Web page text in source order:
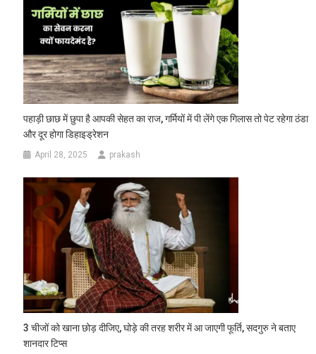
पहाड़ी छाछ में छुपा है आपकी सेहत का राज, गर्मियों में पी लेंगे एक गिलास तो पेट रहेगा ठंडा
और दूर होगा डिहाइड्रेशन
April 28, 2025 prakash
3 चीजों को खाना छोड़ दीजिए, घोड़े की तरह शरीर में आ जाएगी फूर्ति, सदगुरु ने बताए
शानदार टिप्स